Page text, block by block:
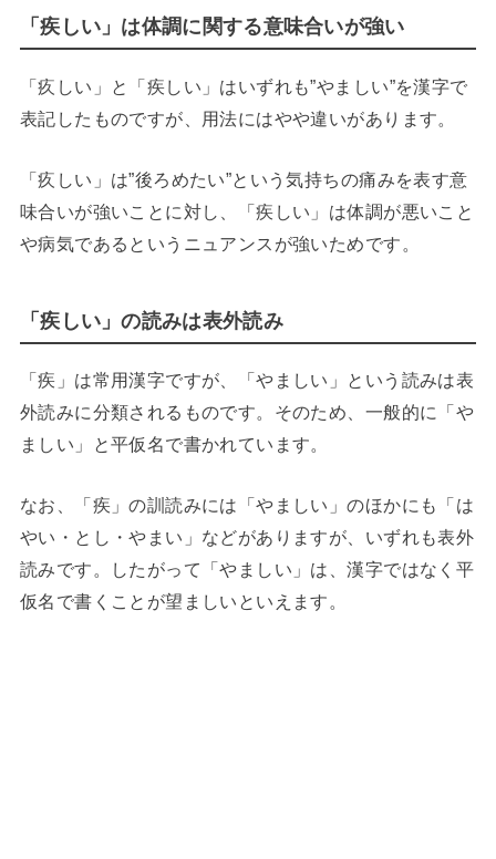
「疾しい」は体調に関する意味合いが強い
「疚しい」と「疾しい」はいずれも”やましい”を漢字で
表記したものですが、用法にはやや違いがあります。
「疚しい」は”後ろめたい”という気持ちの痛みを表す意
味合いが強いことに対し、「疾しい」は体調が悪いこと
や病気であるというニュアンスが強いためです。
「疾しい」の読みは表外読み
「疾」は常用漢字ですが、「やましい」という読みは表
外読みに分類されるものです。そのため、一般的に「や
ましい」と平仮名で書かれています。
なお、「疾」の訓読みには「やましい」のほかにも「は
やい・とし・やまい」などがありますが、いずれも表外
読みです。したがって「やましい」は、漢字ではなく平
仮名で書くことが望ましいといえます。